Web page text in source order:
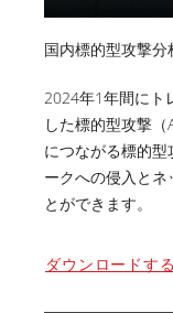
国内標的型攻撃
2024年1年間にト
した標的型攻撃
につながる標的
ークへの侵入と
とができます。
ダウンロードする